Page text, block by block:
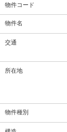
物件コード
物件名
交通
所在地
物件種別